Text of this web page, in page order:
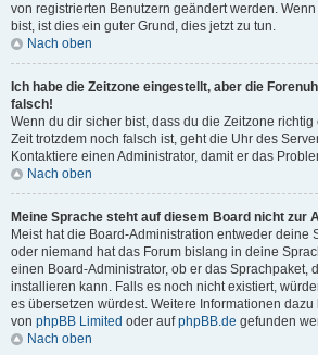
von registrierten Benutzern geändert werden.
bist, ist dies ein guter Grund, dies jetzt zu tun.
Nach oben
Ich habe die Zeitzone eingestellt, aber die
falsch!
Wenn du dir sicher bist, dass du die Zeitzone
Zeit trotzdem noch falsch ist, geht die Uhr des
Kontaktiere einen Administrator, damit er das
Nach oben
Meine Sprache steht auf diesem Board nicht zur
Meist hat die Board-Administration entweder deine
oder niemand hat das Forum bislang in deine
einen Board-Administrator, ob er das Sprachpaket,
installieren kann. Falls es noch nicht existiert,
es übersetzen würdest. Weitere Informationen
von phpBB Limited oder aufphpBB.de gefunden
Nach oben